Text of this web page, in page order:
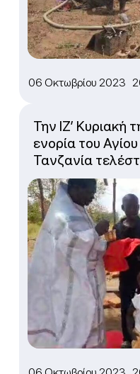
06 Οκτωβρίου 2023
Την ΙΖ’ Κυριακή
ενορία του
Τανζανία